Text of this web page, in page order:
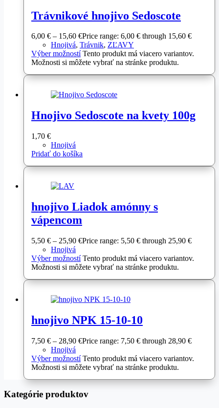
Trávnikové hnojivo Sedoscote
6,00 € – 15,60 €Price range: 6,00 € through 15,60 €
Hnojivá, Trávnik, ZĽAVY
Výber možností Tento produkt má viacero variantov.
Možnosti si môžete vybrať na stránke produktu.
Hnojivo Sedoscote na kvety 100g
1,70 €
Hnojivá
Pridať do košíka
hnojivo Liadok amónny s
vápencom
5,50 € – 25,90 €Price range: 5,50 € through 25,90 €
Hnojivá
Výber možností Tento produkt má viacero variantov.
Možnosti si môžete vybrať na stránke produktu.
hnojivo NPK 15-10-10
7,50 € – 28,90 €Price range: 7,50 € through 28,90 €
Hnojivá
Výber možností Tento produkt má viacero variantov.
Možnosti si môžete vybrať na stránke produktu.
Kategórie produktov